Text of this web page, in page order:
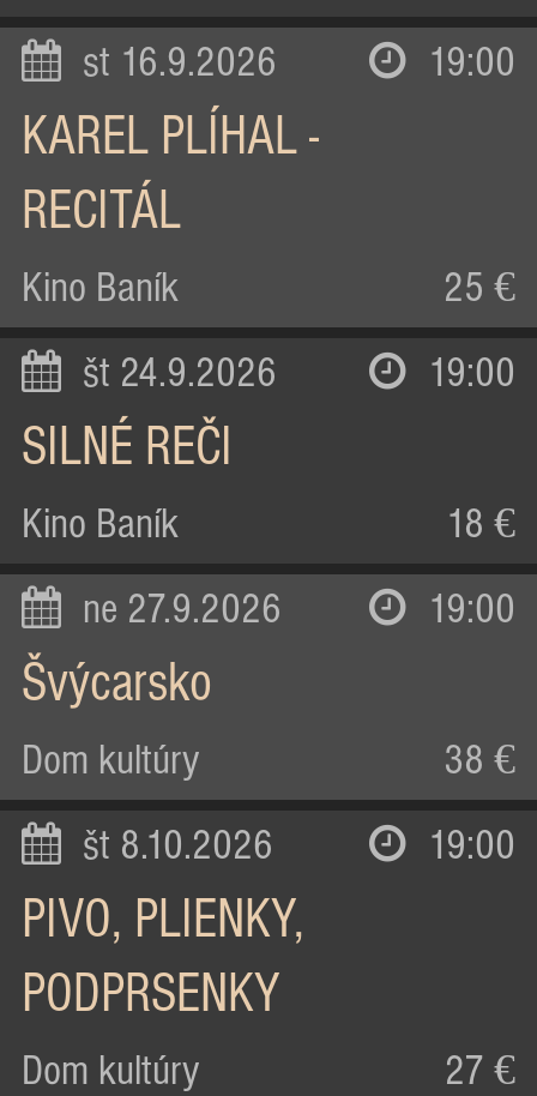
st 16.9.2026 19:00
KAREL PLÍHAL -
RECITÁL
Kino Baník 25 €
št 24.9.2026 19:00
SILNÉ REČI
Kino Baník 18 €
ne 27.9.2026 19:00
Švýcarsko
Dom kultúry 38 €
št 8.10.2026 19:00
PIVO, PLIENKY,
PODPRSENKY
Dom kultúry 27 €